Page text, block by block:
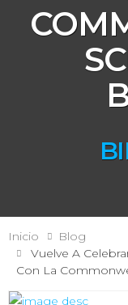
Inicio
Blog
Vuelve A
Con La